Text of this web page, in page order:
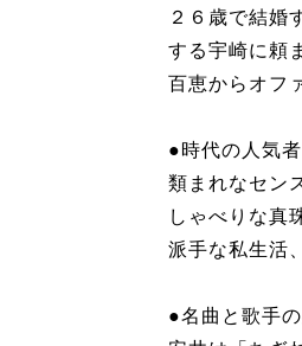
２６歳で結婚
する宇崎に頼
百恵からオフ
●時代の人気
類まれなセン
しゃべりな真
派手な私生活
●名曲と歌手